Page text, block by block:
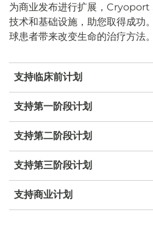
为商业发布进行扩展，
技术和基础设施，助您取得成功
球患者带来改变生命的治疗方法。
支持临床前计划
支持第一阶段计划
支持第二阶段计划
支持第三阶段计划
支持商业计划